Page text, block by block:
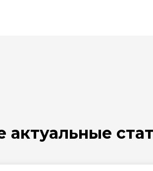
актуальные